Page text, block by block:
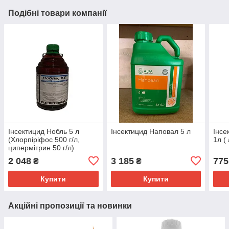
Подібні товари компанії
Інсектицид Нобль 5 л
(Хлорпіріфос 500 г/л,
ципермітрин 50 г/л)
2 048 ₴
Купити
Інсектицид Наповал 5 л
3 185₴
Купити
1л (
775
Акційні пропозиції та новинки